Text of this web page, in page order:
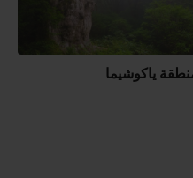
ياكوشيما